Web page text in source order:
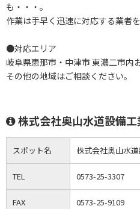
も・・・。
作業は手早く迅速に対応する業者
●対応エリア
岐阜県恵那市・中津市 東濃二市内
その他の地域はご相談ください。
株式会社奥山水道設備
スポット名 株式会社奥山水
TEL 0573-25-3307
FAX 0573-25-9109